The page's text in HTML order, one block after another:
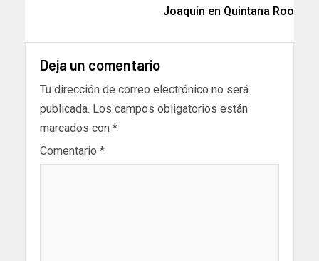
Joaquin en Quintana Roo
Deja un comentario
Tu dirección de correo electrónico no será
publicada. Los campos obligatorios están
marcados con *
Comentario *